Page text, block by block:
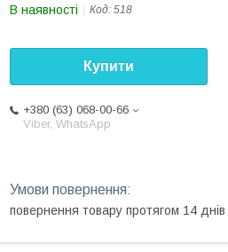
В наявності Код: 518
Купити
+380 (63) 068-00-66
Viber, WhatsApp
повернення товару протягом 14 днів